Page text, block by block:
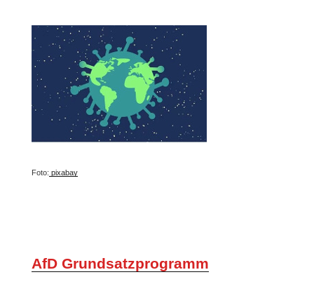
Foto: pixabay
AfD Grundsatzprogramm